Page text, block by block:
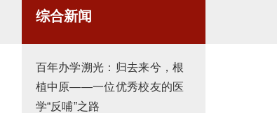
综合新闻
百年办学溯光：归去来兮，根
植中原——一位优秀校友的医
学“反哺”之路